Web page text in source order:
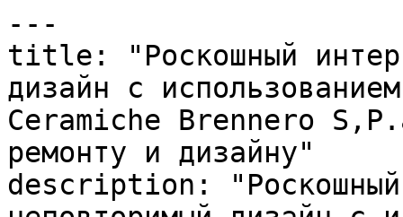
---
title: "Роскошный
дизайн с
Ceramiche Brennero
ремонту и дизайну"
description: "Роскошный